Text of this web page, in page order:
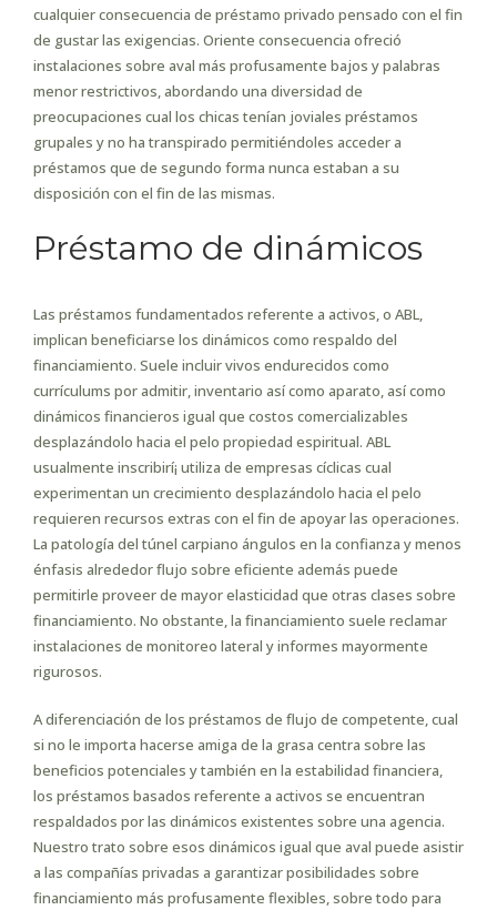
cualquier consecuencia de préstamo privado pensado con el fin
de gustar las exigencias. Oriente consecuencia ofreció
instalaciones sobre aval más profusamente bajos y palabras
menor restrictivos, abordando una diversidad de
preocupaciones cual los chicas tenían joviales préstamos
grupales y no ha transpirado permitiéndoles acceder a
préstamos que de segundo forma nunca estaban a su
disposición con el fin de las mismas.
Préstamo de dinámicos
Las préstamos fundamentados referente a activos, o ABL,
implican beneficiarse los dinámicos como respaldo del
financiamiento. Suele incluir vivos endurecidos como
currículums por admitir, inventario así­ como aparato, así como
dinámicos financieros igual que costos comercializables
desplazándolo hacia el pelo propiedad espiritual. ABL
usualmente inscribirí¡ utiliza de empresas cíclicas cual
experimentan un crecimiento desplazándolo hacia el pelo
requieren recursos extras con el fin de apoyar las operaciones.
La patologí­a del túnel carpiano ángulos en la confianza y menos
énfasis alrededor flujo sobre eficiente además puede
permitirle proveer de mayor elasticidad que otras clases sobre
financiamiento. No obstante, la financiamiento suele reclamar
instalaciones de monitoreo lateral y informes mayormente
rigurosos.
A diferenciación de los préstamos de flujo de competente, cual
si no le importa hacerse amiga de la grasa centra sobre las
beneficios potenciales y también en la estabilidad financiera,
los préstamos basados referente a activos se encuentran
respaldados por las dinámicos existentes sobre una agencia.
Nuestro trato sobre esos dinámicos igual que aval puede asistir
a las compañías privadas a garantizar posibilidades sobre
financiamiento más profusamente flexibles, sobre todo para